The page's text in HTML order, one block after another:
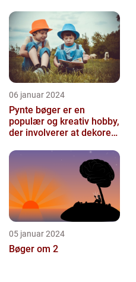
06 januar 2024
Pynte bøger er en
populær og kreativ hobby,
der involverer at dekorere
forskellige...
05 januar 2024
Bøger om 2